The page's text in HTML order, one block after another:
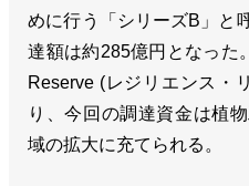
めに行う「シリーズB」と
達額は約285億円となった
Reserve (レジリエンス・
り、今回の調達資金は植
域の拡大に充てられる。